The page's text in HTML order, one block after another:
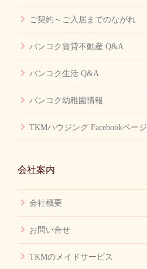
ご契約～ご入居までのながれ
バンコク賃貸不動産 Q&A
バンコク生活 Q&A
バンコク幼稚園情報
TKMハウジング Facebookページ
会社案内
会社概要
お問い合せ
TKMのメイドサービス